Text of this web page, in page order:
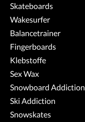
Skateboards
Wakesurfer
Balancetrainer
Fingerboards
Klebstoffe
Sex Wax
Snowboard Addiction
Ski Addiction
Snowskates